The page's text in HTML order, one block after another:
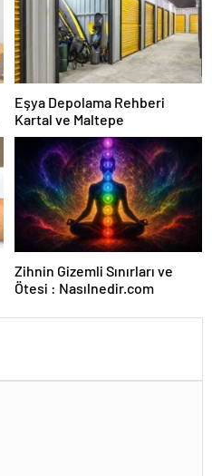
Eşya Depolama Rehberi
Kartal ve Maltepe
Zihnin Gizemli Sınırları ve
Ötesi : Nasılnedir.com